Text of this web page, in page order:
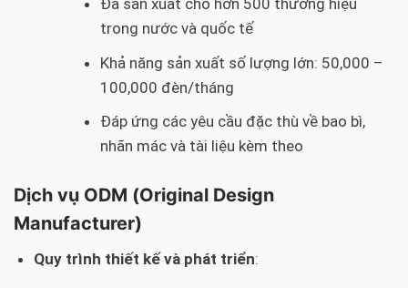
Đã sản xuất cho hơn 500 thương hiệu
trong nước và quốc tế
Khả năng sản xuất số lượng lớn: 50,000 –
100,000 đèn/tháng
Đáp ứng các yêu cầu đặc thù về bao bì,
nhãn mác và tài liệu kèm theo
Dịch vụ ODM (Original Design
Manufacturer)
Quy trình thiết kế và phát triển: